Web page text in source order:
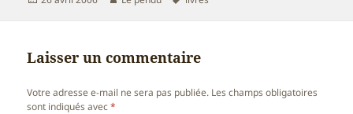
Laisser un commentaire
Votre adresse e-mail ne sera pas publiée. Les champs obligatoires
sont indiqués avec*